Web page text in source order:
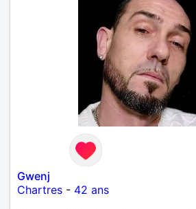
Gwenj
Chartres - 42 ans